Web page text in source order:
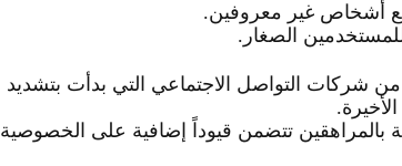
أشخاص غير معروفين.
الصغار .
شركات التواصل الاجتماعي التي بدأت بتشديد
.
تتضمن قيوداً إضافية على الخصوصية